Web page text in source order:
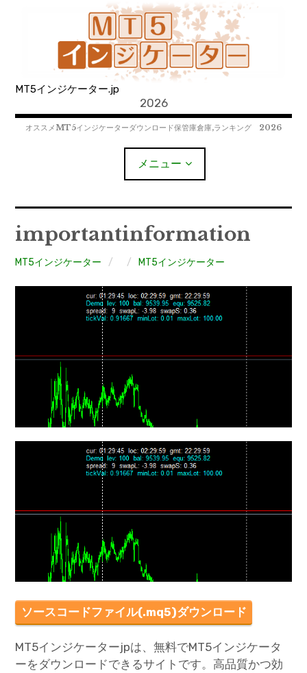
MT5インジケーター.jp
2026
オススメMT5インジケーターダウンロード保管庫倉庫,ランキング 2026
メニュー
MT4EAﾀﾞｳﾝﾛｰﾄﾞ
MT5EAﾀﾞｳﾝﾛｰﾄﾞ
MT4インジケーター
mqファイルをexファイルにする方法
importantinformation
MT5インジケーター MT5インジケーター
ソースコードファイル(.mq5)ダウンロード
MT5インジケーターjpは、無料でMT5インジケータ
ーをダウンロードできるサイトです。高品質かつ効